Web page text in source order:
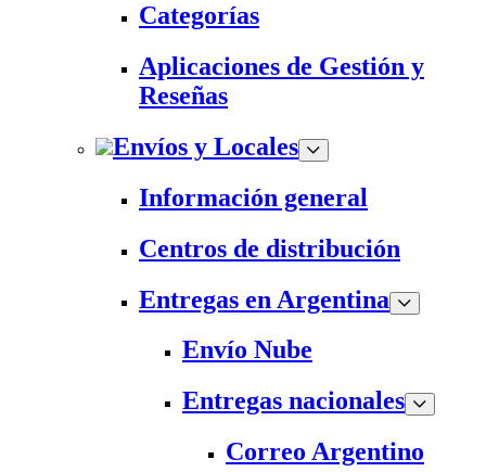
Categorías
Aplicaciones de Gestión y
Reseñas
Envíos y Locales
Información general
Centros de distribución
Entregas en Argentina
Envío Nube
Entregas nacionales
Correo Argentino